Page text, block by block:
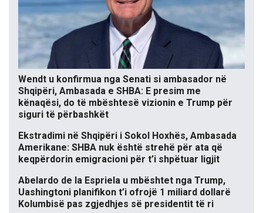
Wendt u konfirmua nga Senati si ambasador në
Shqipëri, Ambasada e SHBA: E presim me
kënaqësi, do të mbështesë vizionin e Trump për
siguri të përbashkët
Ekstradimi në Shqipëri i Sokol Hoxhës, Ambasada
Amerikane: SHBA nuk është strehë për ata që
keqpërdorin emigracioni për t’i shpëtuar ligjit
Abelardo de la Espriela u mbështet nga Trump,
Uashingtoni planifikon t’i ofrojë 1 miliard dollarë
Kolumbisë pas zgjedhjes së presidentit të ri